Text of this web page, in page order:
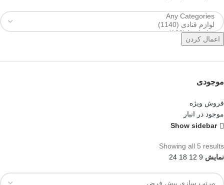
اعمال کردن
موجودی
فروش ویژه
موجود در انبار
Show sidebar
Showing all 5 results
نمایش 9
12
18
24